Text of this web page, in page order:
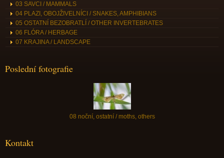
03 SAVCI / MAMMALS
04 PLAZI, OBOJŽIVELNÍCI / SNAKES, AMPHIBIANS
05 OSTATNÍ BEZOBRATLÍ / OTHER INVERTEBRATES
06 FLÓRA / HERBAGE
07 KRAJINA / LANDSCAPE
Poslední fotografie
08 noční, ostatní / moths, others
Kontakt